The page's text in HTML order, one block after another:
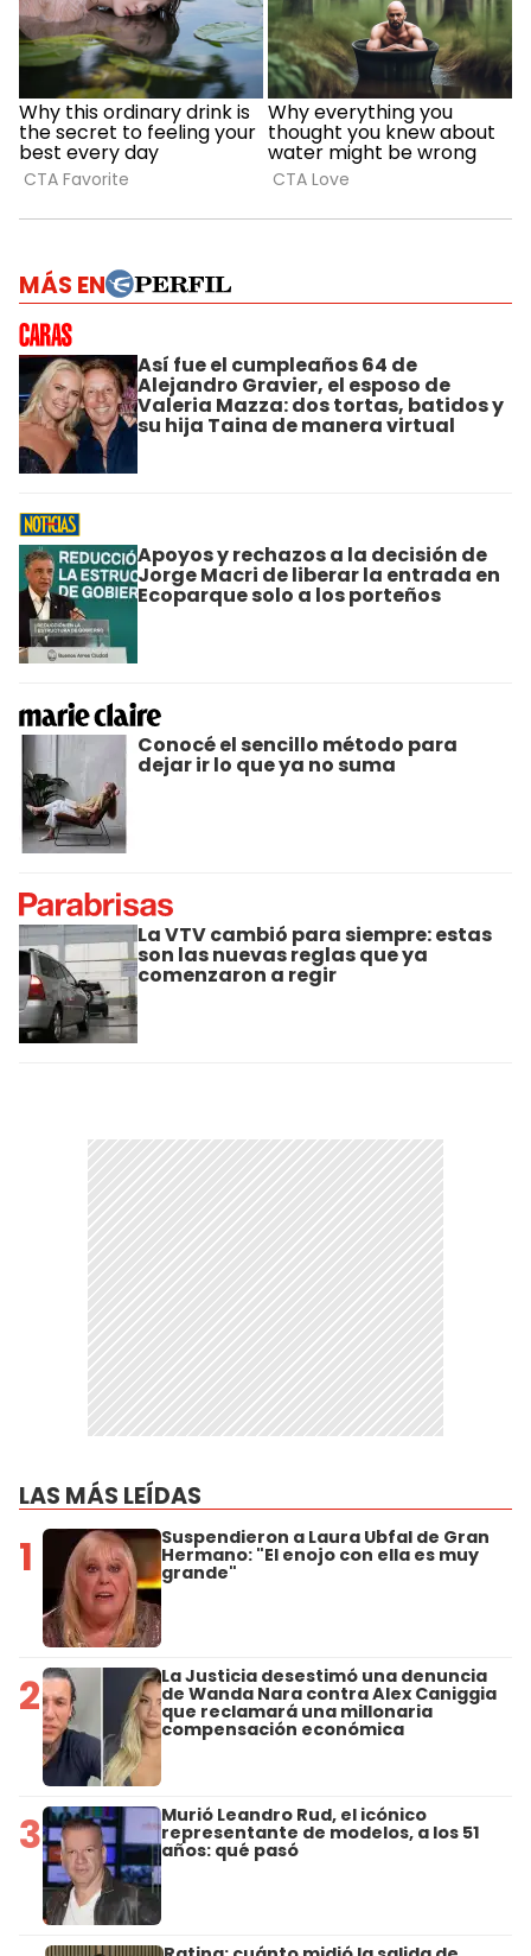
MÁS EN
Así fue el cumpleaños 64 de
Alejandro Gravier, el esposo de
Valeria Mazza: dos tortas, batidos y
su hija Taina de manera virtual
Apoyos y rechazos a la decisión de
Jorge Macri de liberar la entrada en
Ecoparque solo a los porteños
Conocé el sencillo método para
dejar ir lo que ya no suma
La VTV cambió para siempre: estas
son las nuevas reglas que ya
comenzaron a regir
LAS MÁS LEÍDAS
1 Suspendieron a Laura Ubfal de Gran
Hermano: "El enojo con ella es muy
grande"
2 La Justicia desestimó una denuncia
de Wanda Nara contra Alex Caniggia
que reclamará una millonaria
compensación económica
3 Murió Leandro Rud, el icónico
representante de modelos, a los 51
años: qué pasó